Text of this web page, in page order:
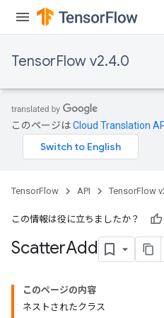
TensorFlow v2.4.0
このページはCloud Translation
TensorFlow API TensorFlow
この情報は役に立ちましたか？
ScatterAdd
このページの内容
ネストされたクラス